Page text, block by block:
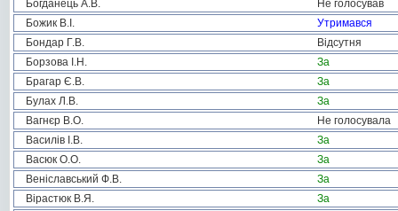
Богданець А.В.
Не голосував
Божик В.І.
Утримався
Бондар Г.В.
Відсутня
Борзова І.Н.
За
Брагар Є.В.
За
Булах Л.В.
За
Вагнєр В.О.
Не голосувала
Василів І.В.
За
Васюк О.О.
За
Веніславський Ф.В.
За
Вірастюк В.Я.
За